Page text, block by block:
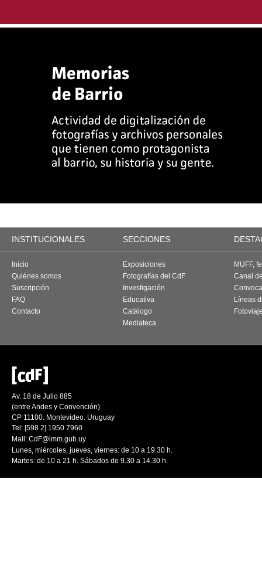
INSTITUCIONALES SECCIONES
Inicio
Quiénes somos
Suscripción
FAQ
Contacto
Exposiciones
Fotografías del CdF
Investigación
Educativa
Catálogo
Mediateca
MUFF,
Canal
Líneas
Av. 18 de Julio 885
(entre Andes y Convención)
CP 11100. Montevideo. Uruguay
Tel: [598 2] 1950 7960
Mail: CdF@imm.gub.uy
Lunes, miércoles, jueves, viernes: de 10 a 19.30 h.
Martes: de 10 a 21 h. Sábados de 9.30 a 14.30 h.